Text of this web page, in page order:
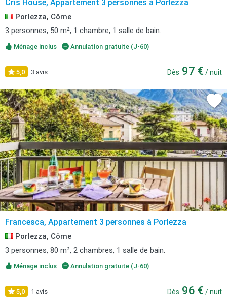
Cris House, Appartement 3 personnes à Porlezza
Porlezza, Côme
3 personnes, 50 m², 1 chambre, 1 salle de bain.
Ménage inclus Annulation gratuite (J-60)
5,0 3 avis Dès 97 € / nuit
Francesca, Appartement 3 personnes à Porlezza
Porlezza, Côme
3 personnes, 80 m², 2 chambres, 1 salle de bain.
Ménage inclus Annulation gratuite (J-60)
5,0 1 avis Dès 96 € / nuit